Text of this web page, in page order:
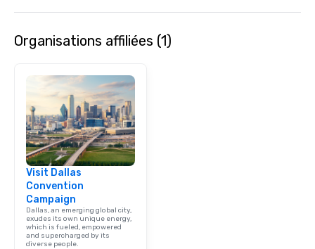
Organisations affiliées (1)
Visit Dallas
Convention
Campaign
Dallas, an emerging global city,
exudes its own unique energy,
which is fueled, empowered
and supercharged by its
diverse people.